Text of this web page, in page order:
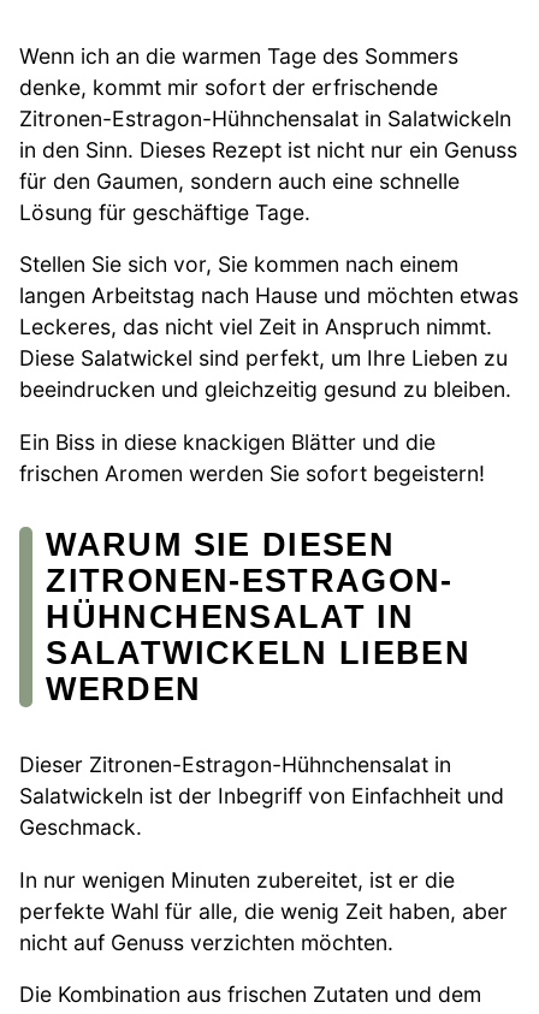
Wenn ich an die warmen Tage des Sommers
denke, kommt mir sofort der erfrischende
Zitronen-Estragon-Hühnchensalat in Salatwickeln
in den Sinn. Dieses Rezept ist nicht nur ein Genuss
für den Gaumen, sondern auch eine schnelle
Lösung für geschäftige Tage.
Stellen Sie sich vor, Sie kommen nach einem
langen Arbeitstag nach Hause und möchten etwas
Leckeres, das nicht viel Zeit in Anspruch nimmt.
Diese Salatwickel sind perfekt, um Ihre Lieben zu
beeindrucken und gleichzeitig gesund zu bleiben.
Ein Biss in diese knackigen Blätter und die
frischen Aromen werden Sie sofort begeistern!
WARUM SIE DIESEN
ZITRONEN-ESTRAGON-
HÜHNCHENSALAT IN
SALATWICKELN LIEBEN
WERDEN
Dieser Zitronen-Estragon-Hühnchensalat in
Salatwickeln ist der Inbegriff von Einfachheit und
Geschmack.
In nur wenigen Minuten zubereitet, ist er die
perfekte Wahl für alle, die wenig Zeit haben, aber
nicht auf Genuss verzichten möchten.
Die Kombination aus frischen Zutaten und dem